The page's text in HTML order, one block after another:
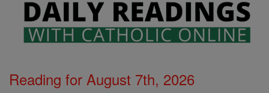
Reading for August 7th, 2026